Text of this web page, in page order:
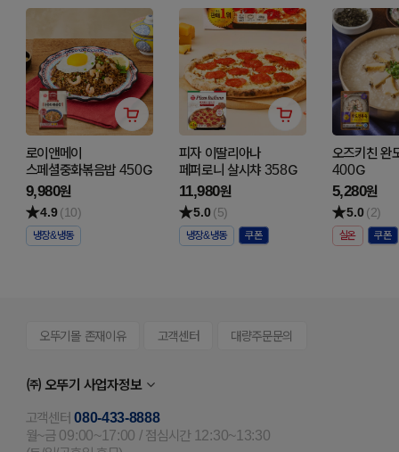
로이앤메이
스페셜중화볶음밥 450G
9,980원
4.9 (10)
냉장&냉동
피자 이딸리아나
페퍼로니 살시챠 358G
11,980원
5.0 (5)
냉장&냉동
오즈키친 완
400G
5,280원
5.0 (2)
실온
오뚜기몰 존재이유 고객센터 대량주문문의
㈜ 오뚜기 사업자정보
고객센터080-433-8888
월~금 09:00~17:00 / 점심시간 12:30~13:30